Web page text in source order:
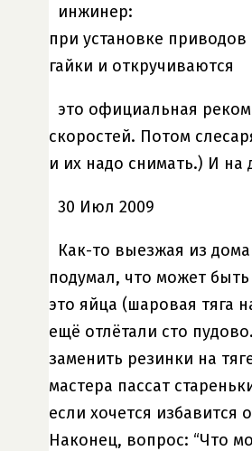
инжинер:
при установке
гайки и откручиваются
это официальная
скоростей. Потом
и их надо снимать.) И
30 Июл 2009
Как-то выезжая из
подумал, что может
это яйца (шаровая тяга
ещё отлётали сто
заменить резинки на
мастера пассат
если хочется избавится
Наконец, вопрос: “Что